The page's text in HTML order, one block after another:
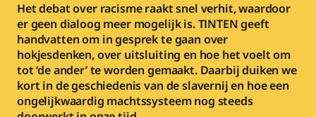
Het debat over racisme raakt snel verhit, waardoor
er geen dialoog meer mogelijk is. TINTEN geeft
handvatten om in gesprek te gaan over
hokjesdenken, over uitsluiting en hoe het voelt om
tot ‘de ander’ te worden gemaakt. Daarbij duiken we
kort in de geschiedenis van de slavernij en hoe een
ongelijkwaardig machtssysteem nog steeds